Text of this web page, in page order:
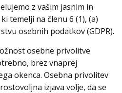
z vašim jasnim in
temelji na členu 6 (1), (a)
osebnih podatkov (GDPR).
osebne privolitve
brez vnaprej
okenca. Osebna privolitev
izjava volje, da se